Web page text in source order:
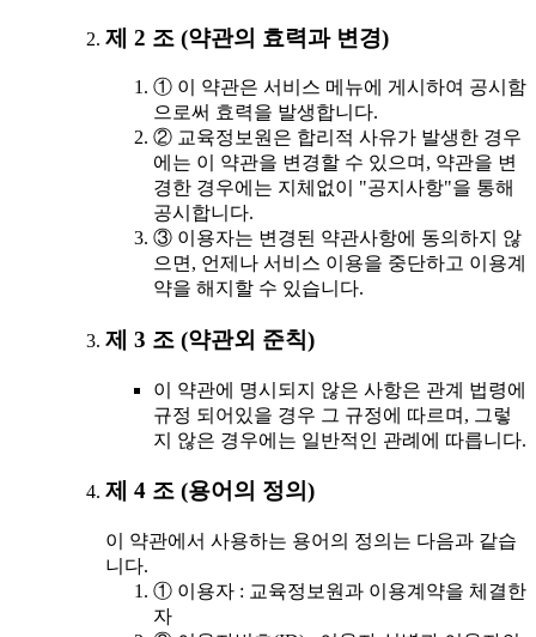
제 2 조 (약관의 효력과 변경)
① 이 약관은 서비스 메뉴에 게시하여 공시함
으로써 효력을 발생합니다.
② 교육정보원은 합리적 사유가 발생한 경우
에는 이 약관을 변경할 수 있으며, 약관을 변
경한 경우에는 지체없이 "공지사항"을 통해
공시합니다.
③ 이용자는 변경된 약관사항에 동의하지 않
으면, 언제나 서비스 이용을 중단하고 이용계
약을 해지할 수 있습니다.
제 3 조 (약관외 준칙)
이 약관에 명시되지 않은 사항은 관계 법령에
규정 되어있을 경우 그 규정에 따르며, 그렇
지 않은 경우에는 일반적인 관례에 따릅니다.
제 4 조 (용어의 정의)
이 약관에서 사용하는 용어의 정의는 다음과 같습
니다.
① 이용자 : 교육정보원과 이용계약을 체결한
자